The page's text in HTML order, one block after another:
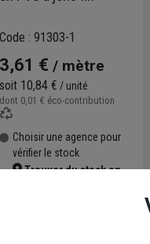
Code : 91303-1
3,61 € / mètre
soit 10,84 € / unité
dont 0,01 € éco-contribution
Choisir une agence pour
vérifier le stock
Trouver du stock en